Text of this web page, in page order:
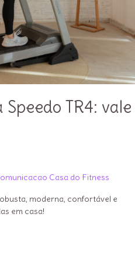
TR4: vale
Casa do Fitness
moderna, confortável e
em casa!